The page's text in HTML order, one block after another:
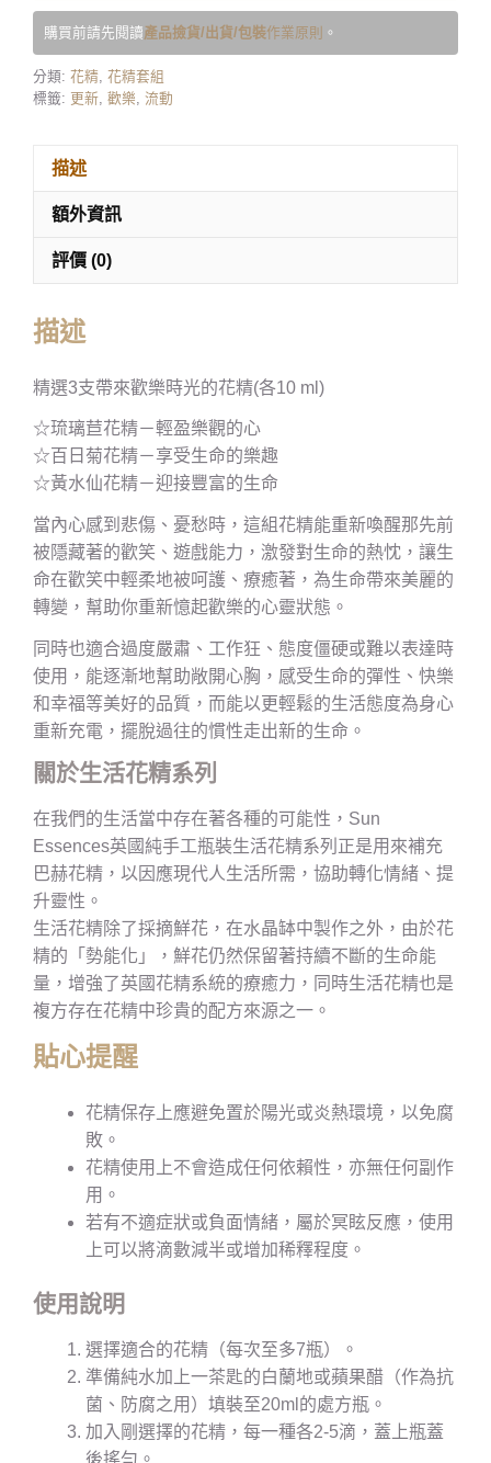
購買前請先閱讀產品撿貨/出貨/包裝作業原則 。
分類: 花精 花精套組
標籤: 更新 歡樂 流動
描述
額外資訊
評價 (0)
描述
精選3支帶來歡樂時光的花精(各10 ml)
☆琉璃苣花精－輕盈樂觀的心
☆百日菊花精－享受生命的樂趣
☆黃水仙花精－迎接豐富的生命
當內心感到悲傷、憂愁時，這組花精能重新喚醒那先前
被隱藏著的歡笑、遊戲能力，激發對生命的熱忱，讓生
命在歡笑中輕柔地被呵護、療癒著，為生命帶來美麗的
轉變，幫助你重新憶起歡樂的心靈狀態。
同時也適合過度嚴肅、工作狂、態度僵硬或難以表達時
使用，能逐漸地幫助敞開心胸，感受生命的彈性、快樂
和幸福等美好的品質，而能以更輕鬆的生活態度為身心
重新充電，擺脫過往的慣性走出新的生命。
關於生活花精系列
在我們的生活當中存在著各種的可能性，Sun
Essences英國純手工瓶裝生活花精系列正是用來補充
巴赫花精，以因應現代人生活所需，協助轉化情緒、提
升靈性。
生活花精除了採摘鮮花，在水晶缽中製作之外，由於花
精的「勢能化」，鮮花仍然保留著持續不斷的生命能
量，增強了英國花精系統的療癒力，同時生活花精也是
複方存在花精中珍貴的配方來源之一。
貼心提醒
花精保存上應避免置於陽光或炎熱環境，以免腐
敗。
花精使用上不會造成任何依賴性，亦無任何副作
用。
若有不適症狀或負面情緒，屬於冥眩反應，使用
上可以將滴數減半或增加稀釋程度。
使用說明
選擇適合的花精（每次至多7瓶）。
準備純水加上一茶匙的白蘭地或蘋果醋（作為抗
菌、防腐之用）填裝至20ml的處方瓶。
加入剛選擇的花精，每一種各2-5滴，蓋上瓶蓋